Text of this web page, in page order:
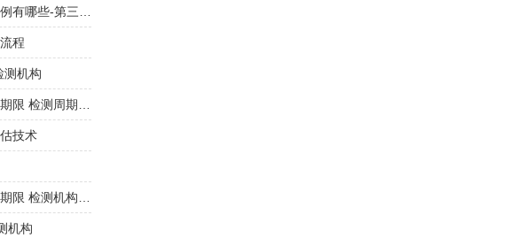
程
测机构
技术
机构